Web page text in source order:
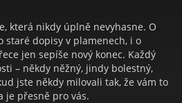
která nikdy úplně nevyhasne. O
staré dopisy v plamenech, i o
jen sepíše nový konec. Každý
– někdy něžný, jindy bolestný,
jste někdy milovali tak, že vám to
je přesně pro vás.